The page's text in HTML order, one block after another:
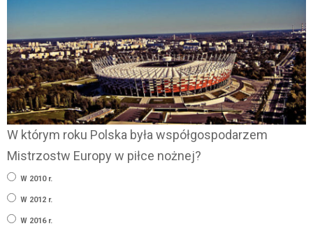
W którym roku Polska była współgospodarzem
Mistrzostw Europy w piłce nożnej?
W 2010 r.
W 2012 r.
W 2016 r.